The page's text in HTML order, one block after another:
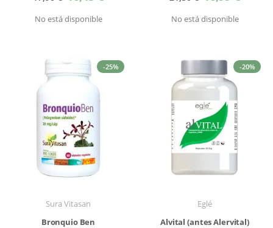
No está disponible No está disponible
-25%
Sura Vitasan
Bronquio Ben
-20%
Eglé
Alvital (antes Alervital)